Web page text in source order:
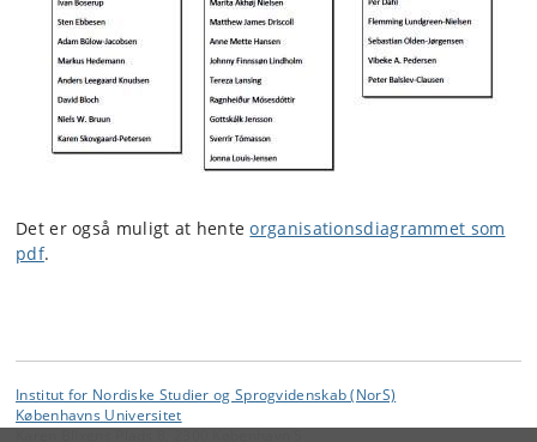
Det er også muligt at henteorganisationsdiagrammet som
pdf.
Institut for Nordiske Studier og Sprogvidenskab (NorS)
Københavns Universitet